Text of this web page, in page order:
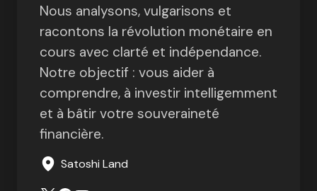
Nous analysons, vulgarisons et
racontons la révolution monétaire en
cours avec clarté et indépendance.
Notre objectif : vous aider à
comprendre, à investir intelligemment
et à bâtir votre souveraineté
financière.
Satoshi Land